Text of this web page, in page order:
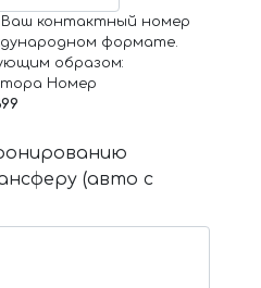
контактный номер
формате.
образом:
Номер
(авто с